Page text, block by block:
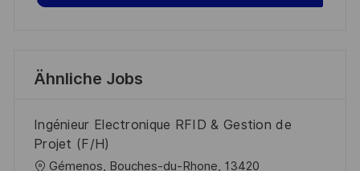
Ähnliche Jobs
Ingénieur Electronique RFID & Gestion de
Projet (F/H)
O Gémenos, Bouches-du-Rhone, 13420